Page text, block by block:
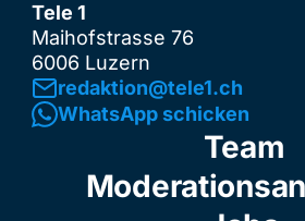
Tele 1
Maihofstrasse 76
6006 Luzern
redaktion@tele1.ch
WhatsApp schicken
Team